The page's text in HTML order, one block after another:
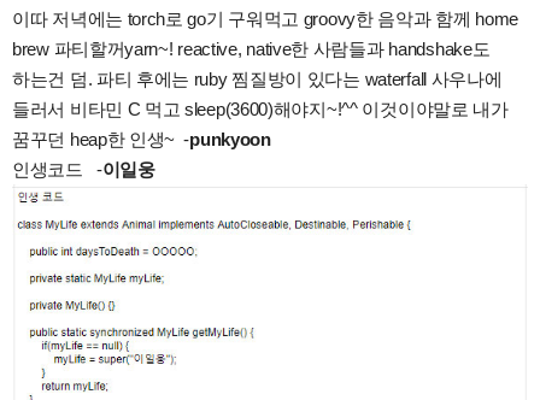
이따 저녁에는 torch로 go기 구워먹고 groovy한 음악과 함께 home
brew 파티할꺼yarn~! reactive, native한 사람들과 handshake도
하는건 덤. 파티 후에는 ruby 찜질방이 있다는 waterfall 사우나에
들러서 비타민 C 먹고 sleep(3600)해야지~!^^ 이것이야말로 내가
꿈꾸던 heap한 인생~ -punkyoon
인생코드 -이일웅